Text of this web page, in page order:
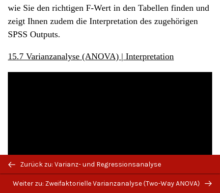
wie Sie den richtigen F-Wert in den Tabellen finden und
zeigt Ihnen zudem die Interpretation des zugehörigen
SPSS Outputs.
15.7 Varianzanalyse (ANOVA) | Interpretation
Zurück zu: Varianz- und Regressionsanalyse
Weiter zu: Zweifaktorielle Varianzanalyse (Two-Way ANOVA)